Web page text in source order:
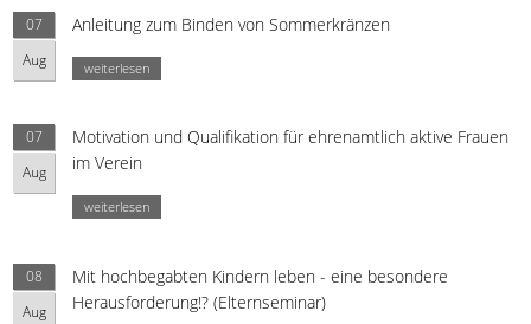
07
Aug
Anleitung zum Binden von Sommerkränzen
weiterlesen
07
Aug
Motivation und Qualifikation für ehrenamtlich aktive Frauen
im Verein
weiterlesen
08
Aug
Mit hochbegabten Kindern leben - eine besondere
Herausforderung!? (Elternseminar)